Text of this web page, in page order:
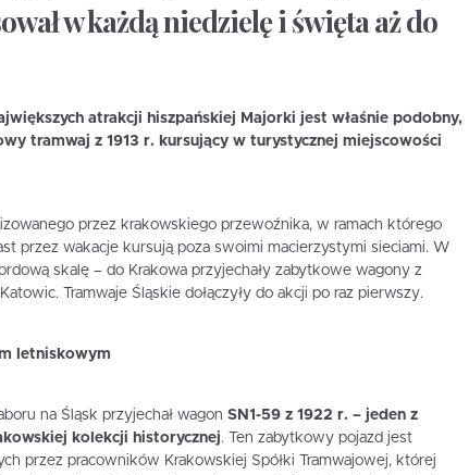
w każdą niedzielę i święta aż do
atrakcji hiszpańskiej Majorki jest właśnie podobny,
tramwaj z 1913 r. kursujący w turystycznej miejscowości
przez krakowskiego przewoźnika, w ramach którego
przez wakacje kursują poza swoimi macierzystymi sieciami. W
skalę – do Krakowa przyjechały zabytkowe wagony z
Tramwaje Śląskie dołączyły do akcji po raz pierwszy.
letniskowym
na Śląsk przyjechał wagon SN1-59 z 1922 r. – jeden z
kolekcji historycznej. Ten zabytkowy pojazd jest
przez pracowników Krakowskiej Spółki Tramwajowej, której